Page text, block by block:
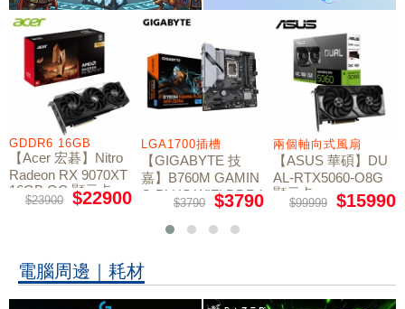
GDDR6 16GB
【Acer 宏碁】Nitro
Radeon RX 9070XT
16GB OC 顯示卡
$23900 $22900
LGA1700插槽
【GIGABYTE 技
嘉】B760M GAMIN
G PLUS WIFI DDR4
主機板$3790 $3790
兩個軸向式風扇
【ASUS 華碩】DU
AL-RTX5060-O8G
顯示卡
$99999 $15990
電腦周邊｜耗材